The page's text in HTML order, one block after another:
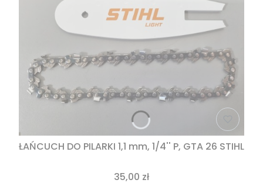
ŁAŃCUCH DO PILARKI 1,1 mm, 1/4'' P, GTA 26 STIHL
35,00 zł